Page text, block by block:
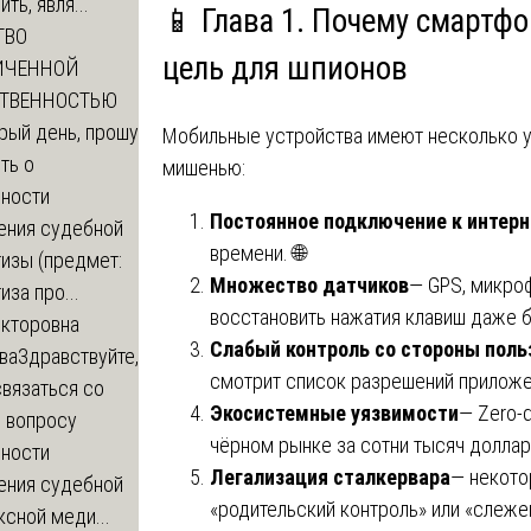
📱 Глава 1. Почему
цель для шпионов
Мобильные устройства имеют несколько
мишенью:
Постоянное подключение к
времени. 🌐
Множество датчиков— GPS,
восстановить нажатия клавиш даже
Слабый контроль со стороны
смотрит список разрешений
Экосистемные уязвимости— Zero-
чёрном рынке за сотни тысяч
Легализация сталкервара—
«родительский контроль» или
день, прошу
о
судебной
(предмет:
про...
Здравствуйте,
со
судебной
меди...